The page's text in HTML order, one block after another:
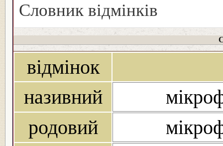
Словник відмінків
відмінок
називний
родовий